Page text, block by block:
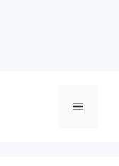
Menu